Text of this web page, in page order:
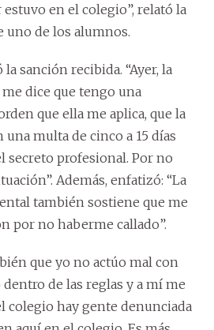
estuvo en el colegio”, relató la
uno de los alumnos.
sanción recibida. “Ayer, la
dice que tengo una
que ella me aplica, que la
multa de cinco a 15 días
secreto profesional. Por no
Además, enfatizó: “La
también sostiene que me
por no haberme callado”.
que yo no actúo mal con
de las reglas y a mí me
colegio hay gente denunciada